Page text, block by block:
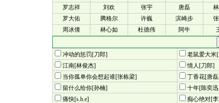
罗志祥
刘欢 张宇 唐磊
罗大佑
腾格尔 许巍 滨崎步
周冰倩
林心如 杜德伟 阿牛
冲动的惩罚[刀郎]
老鼠爱大米
江南[林俊杰]
情人[刀郎]
当你孤单你会想起谁[张栋梁]
丁香花[唐
留什么给你[孙楠]
十年[陈奕
痛快[s.h.e]
痴心绝对[